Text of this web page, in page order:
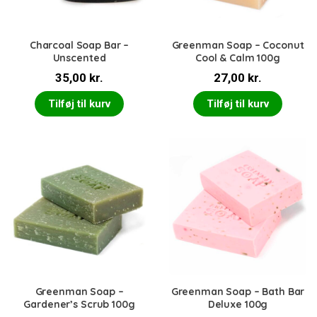
Charcoal Soap Bar –
Unscented
35,00 kr.
Tilføj til kurv
Greenman Soap – Coconut
Cool & Calm 100g
27,00 kr.
Tilføj til kurv
Greenman Soap –
Gardener’s Scrub 100g
Greenman Soap – Bath Bar
Deluxe 100g